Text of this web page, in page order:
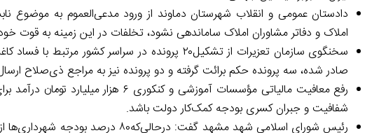
دادستان عمومی و انقلاب شهرستان دماوند از ورود مدعی‌العموم به موضوع
املاک و دفاتر مشاوران املاک ساماندهی نشود، تخلفات در این زمینه به قوت
صادر شده، سه پرونده حکم برائت گرفته و دو پرونده نیز به مراجع ذی‌صلاح
رفع معافیت مالیاتی مؤسسات آموزشی و
شفافیت و جبران کسری بودجه کمک‌کار دولت باشد.
رئیس شورای اسلامی شهد مشهد گفت: